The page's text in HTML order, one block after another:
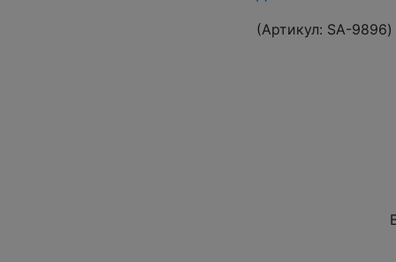
(Артикул: SA-9896)